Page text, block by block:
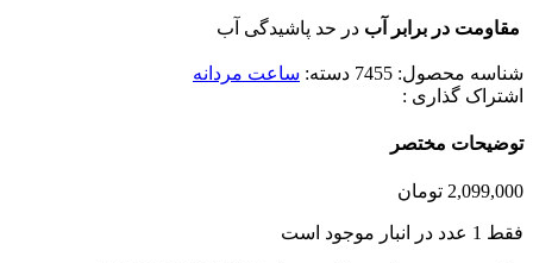
مقاومت در برابر آب در حد پاشیدگی آب
شناسه محصول: 7455 دسته: ساعت مردانه
اشتراک گذاری :
توضیحات مختصر
2,099,000 تومان
فقط 1 عدد در انبار موجود است